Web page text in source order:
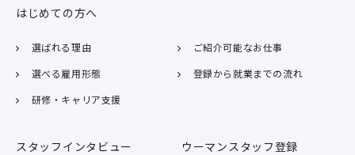
はじめての方へ
選ばれる理由
ご紹介可能なお仕事
選べる雇用形態
登録から就業までの流れ
研修・キャリア支援
スタッフインタビュー ウーマンスタッフ登録